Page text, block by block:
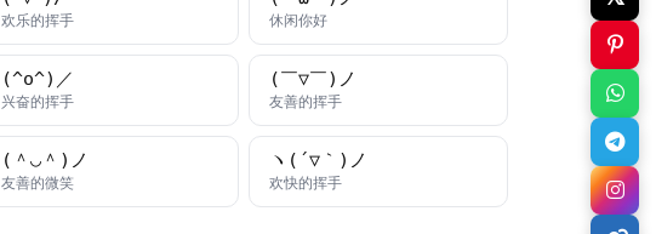
欢乐的挥手颜文字 休闲你好颜文字
(^o^)／
兴奋的挥手颜文字
(￣▽￣)ノ
友善的挥手颜文字
(＾◡＾)ノ
友善的微笑颜文字
ヽ(´▽｀)ノ
欢快的挥手颜文字